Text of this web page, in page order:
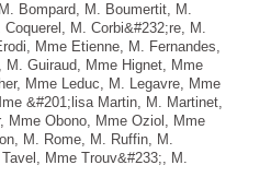
Bompard, M. Boumertit, M.
M. Corbi&#232;re, M.
Mme Etienne, M. Fernandes,
M. Guiraud, Mme Hignet, Mme
Mme Leduc, M. Legavre, Mme
&#201;lisa Martin, M. Martinet,
Mme Obono, Mme Oziol, Mme
M. Rome, M. Ruffin, M.
Mme Trouv&#233;, M.